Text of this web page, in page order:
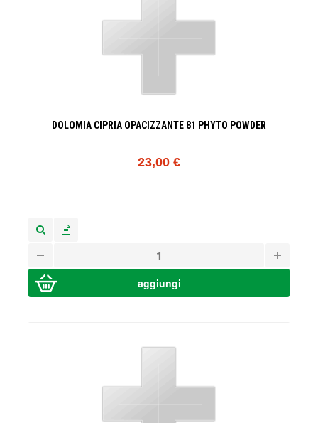
DOLOMIA CIPRIA OPACIZZANTE 81 PHYTO POWDER
23,00 €